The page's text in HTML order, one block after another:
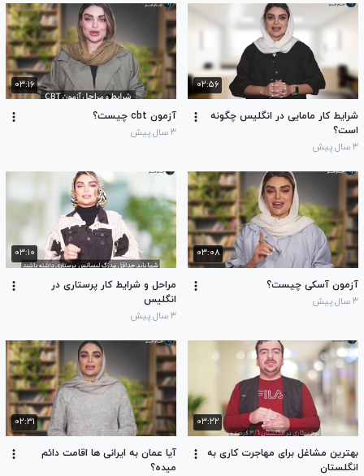
۰۲:۵۶
شرایط کار مامایی در انگلیس چگونه
است؟
۳ سال پیش
۰۳:۱۶
آزمون cbt چیست؟
۳ سال پیش
۰۳:۰۸
آزمون آسکی چیست؟
۳ سال پیش
۰۳:۱۰
مراحل و شرایط کار پرستاری در
انگلیس
۳ سال پیش
۰۳:۲۲
بهترین مشاغل برای مهاجرت کاری به
انگلستان
۰۲:۳۱
آیا عمان به ایرانی ها اقامت دائم
میده؟